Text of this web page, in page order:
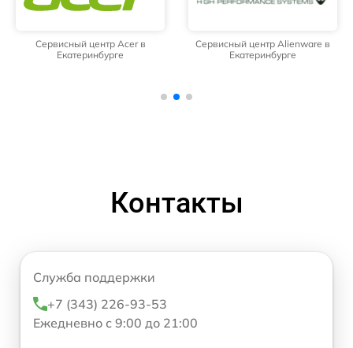
Сервисный центр Acer в
Екатеринбурге
Сервисный центр Alienware в
Екатеринбурге
Контакты
Служба поддержки
+7 (343) 226-93-53
Ежедневно с 9:00 до 21:00